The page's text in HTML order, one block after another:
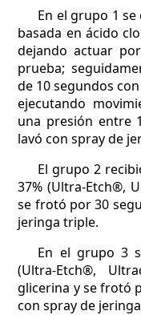
En el grupo 1
basada en ácido
dejando actuar
prueba;
de 10 segundos
ejecutando
una presión entre
lavó con spray de
El grupo 2
37% (Ultra-Etch®,
se frotó por 30
jeringa triple.
En el grupo 3
(Ultra-Etch®,
glicerina y se frotó
con spray de